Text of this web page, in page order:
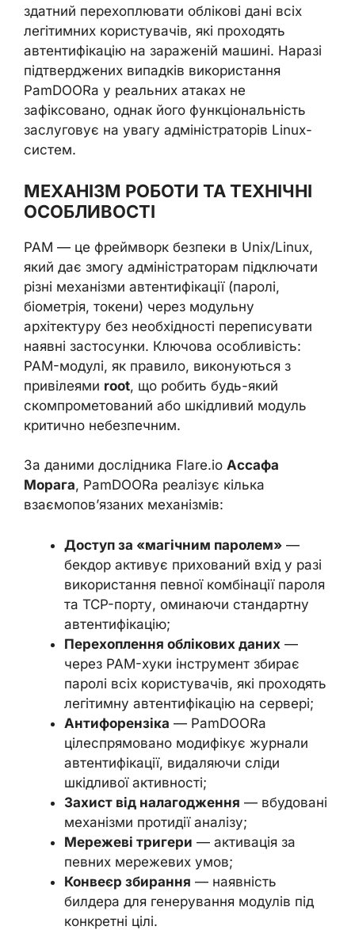
здатний перехоплювати облікові дані всіх
легітимних користувачів, які проходять
автентифікацію на зараженій машині. Наразі
підтверджених випадків використання
PamDOORa у реальних атаках не
зафіксовано, однак його функціональність
заслуговує на увагу адміністраторів Linux-
систем.
МЕХАНІЗМ РОБОТИ ТА ТЕХНІЧНІ
ОСОБЛИВОСТІ
PAM — це фреймворк безпеки в Unix/Linux,
який дає змогу адміністраторам підключати
різні механізми автентифікації (паролі,
біометрія, токени) через модульну
архітектуру без необхідності переписувати
наявні застосунки. Ключова особливість:
PAM-модулі, як правило, виконуються з
привілеями root, що робить будь-який
скомпрометований або шкідливий модуль
критично небезпечним.
За даними дослідника Flare.io Ассафа
Морага, PamDOORa реалізує кілька
взаємопов’язаних механізмів:
Доступ за «магічним паролем» —
бекдор активує прихований вхід у разі
використання певної комбінації пароля
та TCP-порту, оминаючи стандартну
автентифікацію;
Перехоплення облікових даних —
через PAM-хуки інструмент збирає
паролі всіх користувачів, які проходять
легітимну автентифікацію на сервері;
Антифорензіка — PamDOORa
цілеспрямовано модифікує журнали
автентифікації, видаляючи сліди
шкідливої активності;
Захист від налагодження — вбудовані
механізми протидії аналізу;
Мережеві тригери — активація за
певних мережевих умов;
Конвеєр збирання — наявність
билдера для генерування модулів під
конкретні цілі.